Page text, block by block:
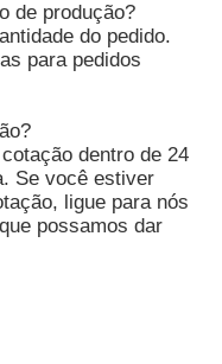
de produção?
do pedido.
para pedidos
dentro de 24
Se você estiver
ligue para nós
possamos dar